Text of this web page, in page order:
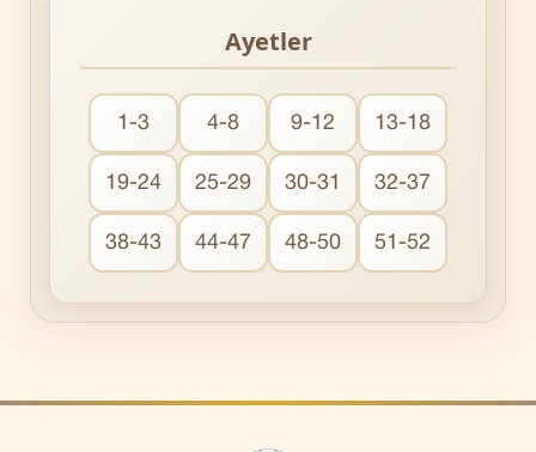
Ayetler
1-3 4-8 9-12 13-18
19-24 25-29 30-31 32-37
38-43 44-47 48-50 51-52